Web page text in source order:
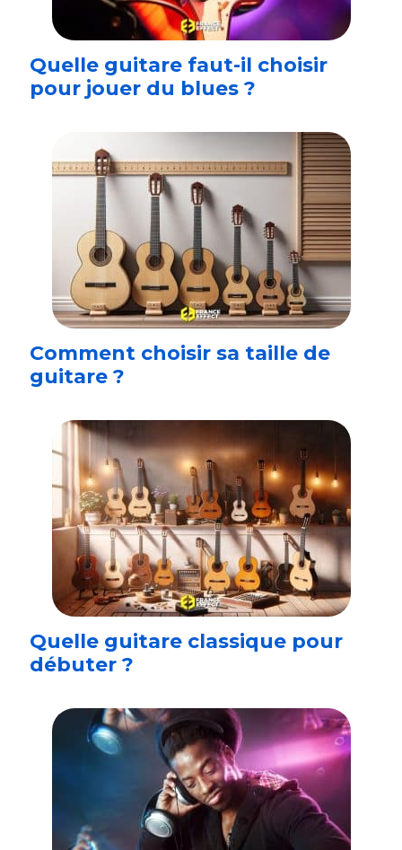
Quelle guitare faut-il choisir
pour jouer du blues ?
Comment choisir sa taille de
guitare ?
Quelle guitare classique pour
débuter ?